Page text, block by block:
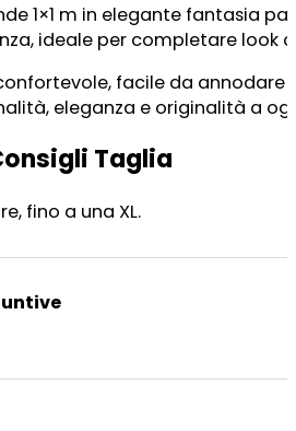
1×1 m in elegante fantasia
ideale per completare
facile da
eleganza e originalità a
Taglia
fino a una XL.